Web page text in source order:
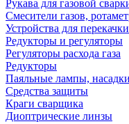
Рукава для газовой
Смесители газов,
Устройства для
Редукторы и регуляторы
Регуляторы расхода газа
Редукторы
Паяльные лампы, насадки
Средства защиты
Краги сварщика
Диоптрические линзы